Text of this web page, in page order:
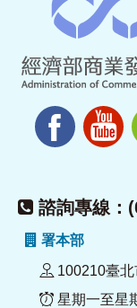
諮詢專線：
署本部
100210臺
星期一至星